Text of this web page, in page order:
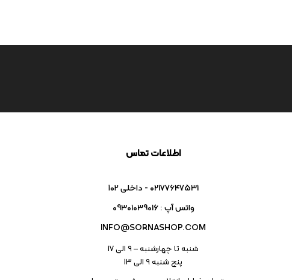
اطلاعات تماس
02177647531 - داخلی ۱۰۲
واتس آپ : 09301039016
INFO@SORNASHOP.COM
شنبه تا چهارشنبه – ۹ الی 17
پنج شنبه ۹ الی 13